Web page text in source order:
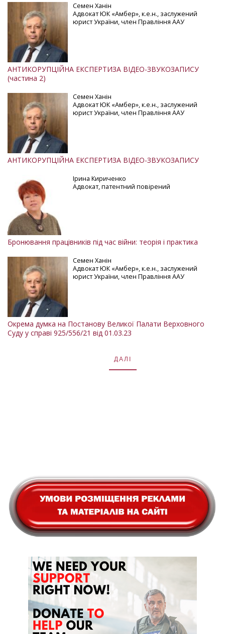
Семен Ханін
Адвокат ЮК «Амбер», к.е.н., заслужений
юрист України, член Правління ААУ
АНТИКОРУПЦІЙНА ЕКСПЕРТИЗА ВІДЕО-ЗВУКОЗАПИСУ
(частина 2)
Семен Ханін
Адвокат ЮК «Амбер», к.е.н., заслужений
юрист України, член Правління ААУ
АНТИКОРУПЦІЙНА ЕКСПЕРТИЗА ВІДЕО-ЗВУКОЗАПИСУ
Ірина Кириченко
Адвокат, патентний повірений
Бронювання працівників під час війни: теорія і практика
Семен Ханін
Адвокат ЮК «Амбер», к.е.н., заслужений
юрист України, член Правління ААУ
Окрема думка на Постанову Великої Палати Верховного
Суду у справі 925/556/21 від 01.03.23
ДАЛІ